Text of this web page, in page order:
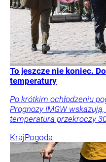
To jeszcze nie koniec.
temperatury
Po krótkim ochłodzeniu
Prognozy IMGW
temperatura przekroczy
KrajPogoda